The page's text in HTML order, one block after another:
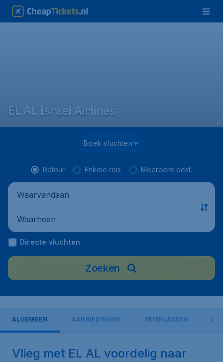
EL AL Israel Airlines
Boek vluchten
Retour Enkele reis Meerdere best.
Waarvandaan
Waarheen
Directe vluchten
Zoeken
ALGEMEEN AANBIEDINGEN REISKLASSEN
Vlieg met EL AL voordelig naar